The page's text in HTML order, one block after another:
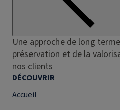
Une approche de long
préservation et de la
nos clients
DÉCOUVRIR
Accueil